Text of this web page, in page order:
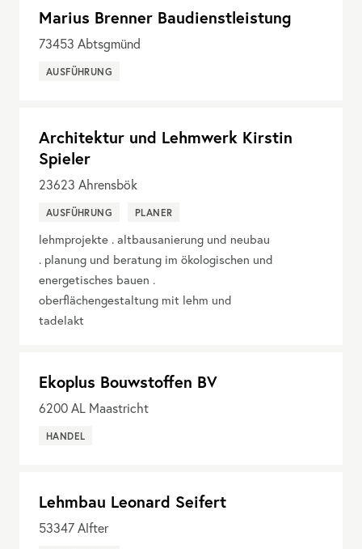
Marius Brenner Baudienstleistung
73453 Abtsgmünd
AUSFÜHRUNG
Architektur und Lehmwerk Kirstin
Spieler
23623 Ahrensbök
AUSFÜHRUNG PLANER
lehmprojekte . altbausanierung und neubau
. planung und beratung im ökologischen und
energetisches bauen .
oberflächengestaltung mit lehm und
tadelakt
Ekoplus Bouwstoffen BV
6200AL Maastricht
HANDEL
Lehmbau Leonard Seifert
53347Alfter